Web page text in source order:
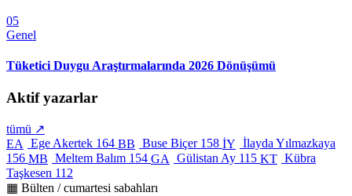
05
Genel
Tüketici Duygu Araştırmalarında 2026 Dönüşümü
Aktif yazarlar
tümü ↗
EA
Ege Akertek 164 BB Buse Biçer 158 İY İlayda Yılmazkaya
156 MB Meltem Balım 154 GA Gülistan Ay 115 KT Kübra
Taşkesen 112
▦ Bülten / cumartesi sabahları